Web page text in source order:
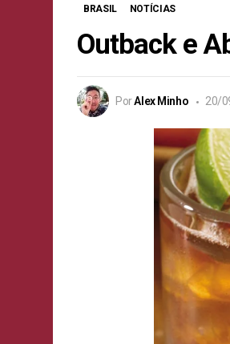
BRASIL NOTÍCIAS
Outback e
PorAlex Minho 20/